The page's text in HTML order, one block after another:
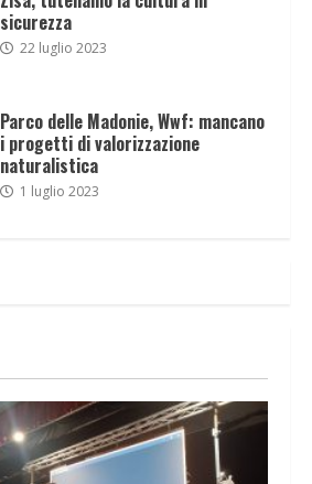
sicurezza
22 luglio 2023
Parco delle Madonie, Wwf: mancano
i progetti di valorizzazione
naturalistica
1 luglio 2023